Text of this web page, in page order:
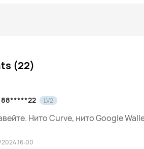
(22)
88*****22 LV2
Нито Curve, нито Google
16:00